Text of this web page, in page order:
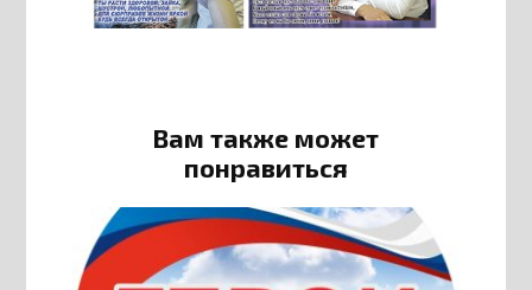
Вам также может
понравиться